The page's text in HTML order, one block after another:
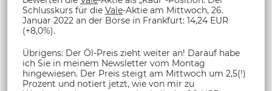
Schlusskurs für die Vale-Aktie am Mittwoch, 26.
Januar 2022 an der Börse in Frankfurt: 14,24 EUR
(+8,0%).
Übrigens: Der Öl-Preis zieht weiter an! Darauf habe
ich Sie in meinem Newsletter vom Montag
hingewiesen. Der Preis steigt am Mittwoch um 2,5(!)
Prozent und notiert jetzt, wie von mir zu